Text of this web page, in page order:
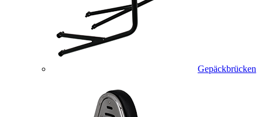
Gepäckbrücken